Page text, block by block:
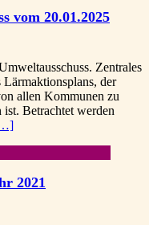
vom 20.01.2025
Zentrales
Lärmaktionsplans, der
allen Kommunen zu
ist. Betrachtet werden
2021